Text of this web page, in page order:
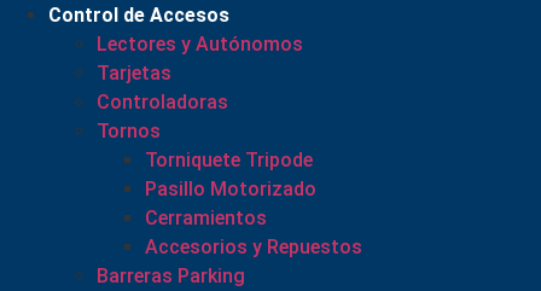
Control de Accesos
Lectores y Autónomos
Tarjetas
Controladoras
Tornos
Torniquete Tripode
Pasillo Motorizado
Cerramientos
Accesorios y Repuestos
Barreras Parking